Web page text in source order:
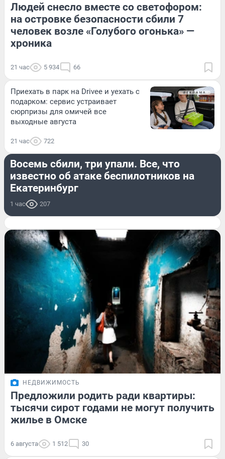
Людей снесло вместе со светофором:
на островке безопасности сбили 7
человек возле «Голубого огонька» —
хроника
21 час 5 934 66
Приехать в парк на Drivee и уехать с
подарком: сервис устраивает
сюрпризы для омичей все
выходные августа
21 час 722
ПРОИСШЕСТВИЯ
Восемь сбили, три упали. Все, что
известно об атаке беспилотников на
Екатеринбург
1 час 207
НЕДВИЖИМОСТЬ
Предложили родить ради квартиры:
тысячи сирот годами не могут получить
жилье в Омске
6 августа 1 512 30